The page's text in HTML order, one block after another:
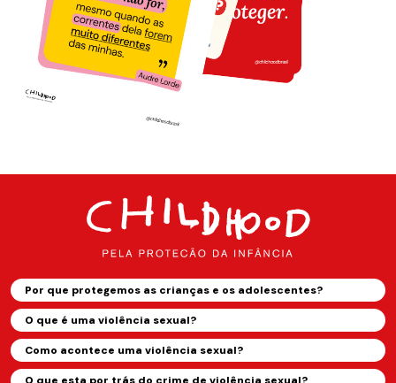
Por que protegemos as crianças e os adolescentes?
O que é uma violência sexual?
Como acontece uma violência sexual?